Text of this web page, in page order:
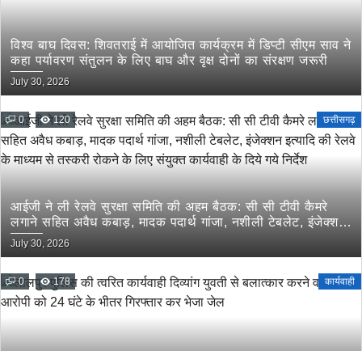
विश्व बाघ दिवस: शिवतराई में आयोजित कार्यक्रम में डिप्टी सीएम साव ने
कहा पर्यावरण संतुलन के लिए बाघ और वृक्ष दोनों का संरक्षण जरूरी
July 30, 2026
0 120 छत्तीसगढ़
आईजी ने ली रेलवे सुरक्षा समिति की अहम बैठक: सी सी टीवी कैमरे
लगाने सहित अवैध कबाड़, मादक पदार्थ गांजा, नशीली टेबलेट, इंजेक्शन
इत्यादि की रेलवे के माध्यम से तस्करी रोकने के लिए संयुक्त कार्यवाही
के दिये गये निर्देश
July 30, 2026
0 178 कार्यवाही